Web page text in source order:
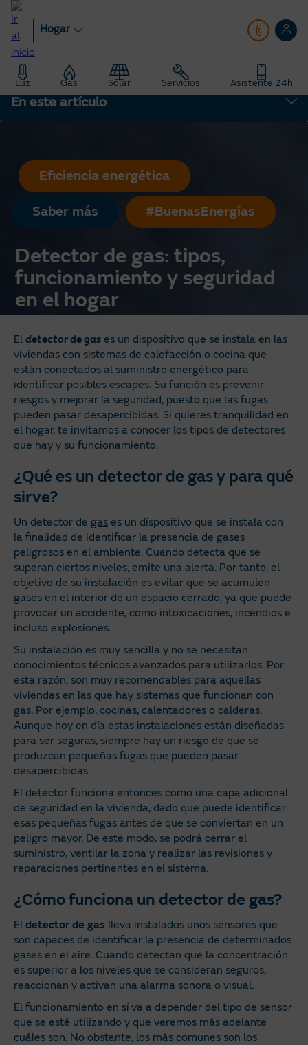
Pasar
contenido
principal
Hogar
Luz Gas Solar Servicios Asistente 24h
Hogar
Blog
Saber Más: Te enseñamos todo sobre energía
Detector de gas: tipos, funcionamiento y seguridad en el hogar
Eficiencia energética
Saber más #BuenasEnergías
Detector de gas: tipos,
funcionamiento y seguridad
en el hogar
En este artículo
El detector de gas es un dispositivo que se instala en las
viviendas con sistemas de calefacción o cocina que
están conectados al suministro energético para
identificar posibles escapes. Su función es prevenir
riesgos y mejorar la seguridad, puesto que las fugas
pueden pasar desapercibidas. Si quieres tranquilidad en
el hogar, te invitamos a conocer los tipos de detectores
que hay y su funcionamiento.
¿Qué es un detector de gas y para qué
sirve?
Un detector de gas es un dispositivo que se instala con
la finalidad de identificar la presencia de gases
peligrosos en el ambiente. Cuando detecta que se
superan ciertos niveles, emite una alerta. Por tanto, el
objetivo de su instalación es evitar que se acumulen
gases en el interior de un espacio cerrado, ya que puede
provocar un accidente, como intoxicaciones, incendios e
incluso explosiones.
Su instalación es muy sencilla y no se necesitan
conocimientos técnicos avanzados para utilizarlos. Por
esta razón, son muy recomendables para aquellas
viviendas en las que hay sistemas que funcionan con
gas. Por ejemplo, cocinas, calentadores o calderas.
Aunque hoy en día estas instalaciones están diseñadas
para ser seguras, siempre hay un riesgo de que se
produzcan pequeñas fugas que pueden pasar
desapercibidas.
El detector funciona entonces como una capa adicional
de seguridad en la vivienda, dado que puede identificar
esas pequeñas fugas antes de que se conviertan en un
peligro mayor. De este modo, se podrá cerrar el
suministro, ventilar la zona y realizar las revisiones y
reparaciones pertinentes en el sistema.
¿Cómo funciona un detector de gas?
El detector de gas lleva instalados unos sensores que
son capaces de identificar la presencia de determinados
gases en el aire. Cuando detectan que la concentración
es superior a los niveles que se consideran seguros,
reaccionan y activan una alarma sonora o visual.
El funcionamiento en sí va a depender del tipo de sensor
que se esté utilizando y que veremos más adelante
cuáles son. No obstante, los más comunes son los